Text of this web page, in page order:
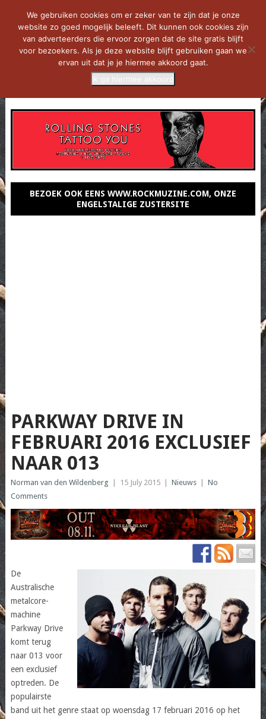
BEZOEK OOK EENS WWW.ROCKMUZINE.COM, ONZE
ENGELSTALIGE ZUSTERSITE
PARKWAY DRIVE IN
FEBRUARI 2016 EXCLUSIEF
NAAR 013
Norman van den Wildenberg 15 July 2015 Nieuws
No
Comments
De
Australische
metalcore-
machine
Parkway Drive
komt terug
naar 013 voor
een exclusief
optreden. De
populairste
band uit het genre staat op woensdag 17 februari 2016 op het
We gebruiken cookies om er zeker van te zijn dat je onze
website zo goed mogelijk beleeft. Dit kunnen ook cookies zijn
van adverteerders die ervoor zorgen dat de site gratis blijft
voor bezoekers. Als je deze website blijft gebruiken gaan we
ervan uit dat je je hiermee akkoord gaat.
Ik ga hiermee akkoord